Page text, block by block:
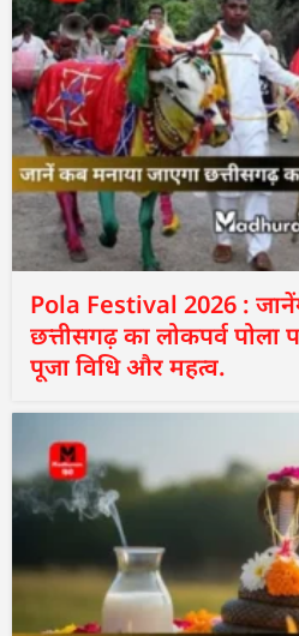
Pola Festival 2026 :
छत्तीसगढ़ का लोकपर्व पोला
पूजा विधि और महत्व.